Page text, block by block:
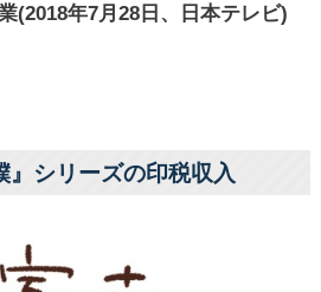
(2018年7月28日、日本テレビ)
』シリーズの印税収入